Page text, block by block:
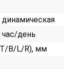
день
B/L/R), мм